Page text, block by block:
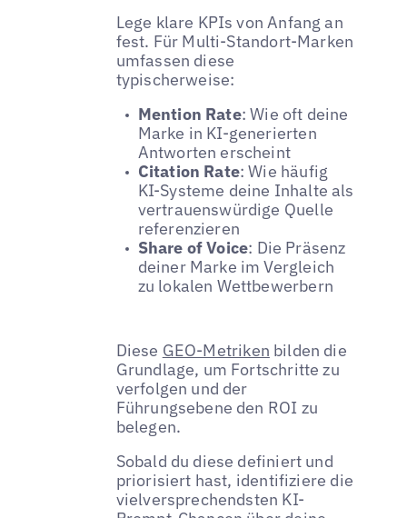
Lege klare KPIs von Anfang an
fest. Für Multi-Standort-Marken
umfassen diese
typischerweise:
Mention Rate: Wie oft deine
Marke in KI-generierten
Antworten erscheint
Citation Rate: Wie häufig
KI-Systeme deine Inhalte als
vertrauenswürdige Quelle
referenzieren
Share of Voice: Die Präsenz
deiner Marke im Vergleich
zu lokalen Wettbewerbern
Diese GEO-Metriken bilden die
Grundlage, um Fortschritte zu
verfolgen und der
Führungsebene den ROI zu
belegen.
Sobald du diese definiert und
priorisiert hast, identifiziere die
vielversprechendsten KI-